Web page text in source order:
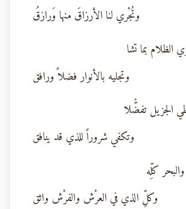
وتُجْري لنا الأرزاقَ منها وَرازقُ
بما تشا
وتجليه بالأنوار فضلاً ورافق
الجزيل تفضُّلا
وتكفي شروراً للذي قد ينافق
كلِّه
وكلِّ الذي في العرْش والفرْش واثق